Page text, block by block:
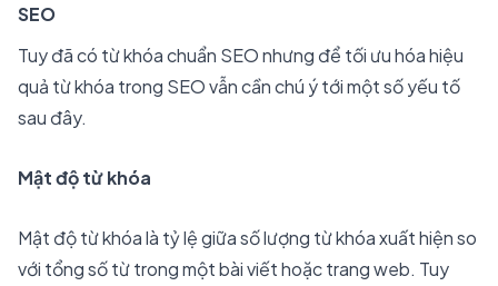
SEO
Tuy đã có từ khóa chuẩn SEO nhưng để tối ưu hóa hiệu
quả từ khóa trong SEO vẫn cần chú ý tới một số yếu tố
sau đây.
Mật độ từ khóa
Mật độ từ khóa là tỷ lệ giữa số lượng từ khóa xuất hiện so
với tổng số từ trong một bài viết hoặc trang web. Tuy